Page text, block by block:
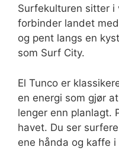
Surfekulturen sitter i
forbinder landet
og pent langs en
som Surf City.
El Tunco er
en energi som gjør
lenger enn planlagt.
havet. Du ser
ene hånda og kaffe